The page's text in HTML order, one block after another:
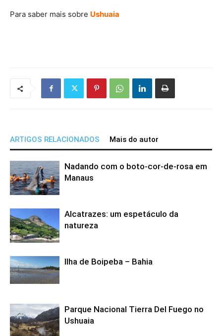
Para saber mais sobre Ushuaia
ARTIGOS RELACIONADOS Mais do autor
Nadando com o boto-cor-de-rosa em
Manaus
Alcatrazes: um espetáculo da
natureza
Ilha de Boipeba – Bahia
Parque Nacional Tierra Del Fuego no
Ushuaia